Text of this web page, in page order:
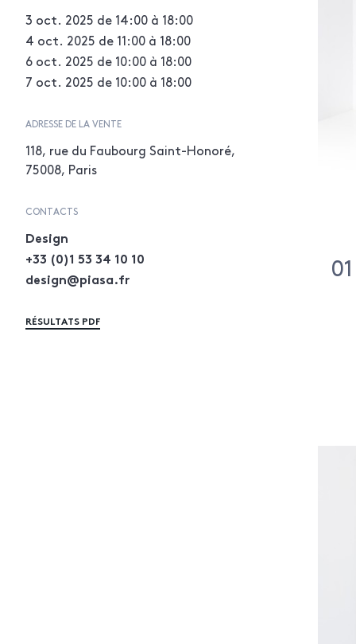
3 oct. 2025 de 14:00 à 18:00
4 oct. 2025 de 11:00 à 18:00
6 oct. 2025 de 10:00 à 18:00
7 oct. 2025 de 10:00 à 18:00
ADRESSE DE LA VENTE
118, rue du Faubourg Saint-Honoré,
75008, Paris
CONTACTS
Design
+33 (0)1 53 34 10 10
design@piasa.fr
RÉSULTATS PDF
01